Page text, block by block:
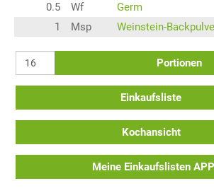
0.5
Wf
Germ
1
Msp Weinstein-
Portionen
Einkaufsliste
Kochansicht
Meine Einkaufslisten APP